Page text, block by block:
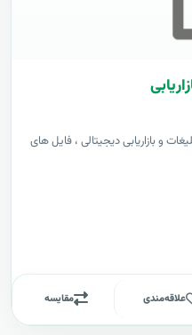
و بازاریابی دیجیتالی ، فایل های
علاقه‌مندی مقایسه